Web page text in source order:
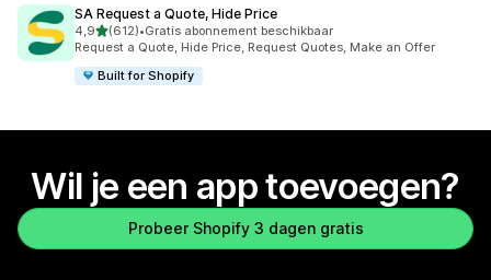
SA Request a Quote, Hide Price
4,9van 5 sterren
(612)
612 recensies in totaal
•Gratis abonnement beschikbaar
Request a Quote, Hide Price, Request Quotes, Make an Offer
Built for Shopify
Wil je een app toevoegen?
Probeer Shopify 3 dagen gratis